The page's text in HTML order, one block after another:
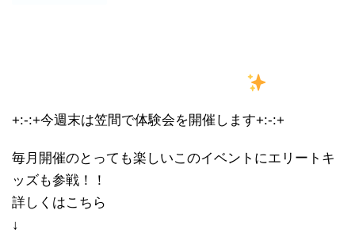
+:-:+今週末は笠間で体験会を開催します+:-:+
毎月開催のとっても楽しいこのイベントにエリートキ
ッズも参戦！！
詳しくはこちら
↓